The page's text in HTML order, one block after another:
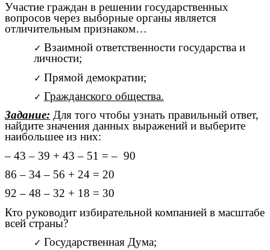
Участие граждан в решении государственных
вопросов через выборные органы является
отличительным признаком…
Взаимной ответственности государства и
личности;
Прямой демократии;
Гражданского общества.
Задание: Для того чтобы узнать правильный ответ,
найдите значения данных выражений и выберите
наибольшее из них:
– 43 – 39 + 43 – 51 = – 90
86 – 34 – 56 + 24 = 20
92 – 48 – 32 + 18 = 30
Кто руководит избирательной компанией в масштабе
всей страны?
Государственная Дума;